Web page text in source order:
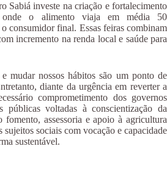
Sabiá investe na criação e fortalecimento
onde o alimento viaja em média 50
consumidor final. Essas feiras combinam
incremento na renda local e saúde para
e mudar nossos hábitos são um ponto de
diante da urgência em reverter a
comprometimento dos governos
voltadas à conscientização da
fomento, assessoria e apoio à agricultura
sujeitos sociais com vocação e capacidade
sustentável.